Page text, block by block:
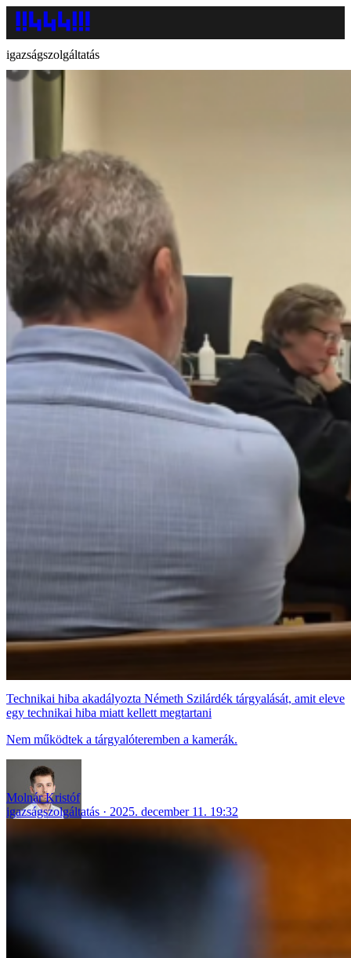
igazságszolgáltatás
Technikai hiba akadályozta Németh Szilárdék tárgyalását, amit eleve
egy technikai hiba miatt kellett megtartani
Nem működtek a tárgyalóteremben a kamerák.
Molnár Kristóf
igazságszolgáltatás
2025. december 11. 19:32